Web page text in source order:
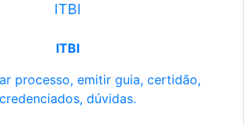
ITBI
ITBI
processo, emitir guia, certidão,
credenciados, dúvidas.